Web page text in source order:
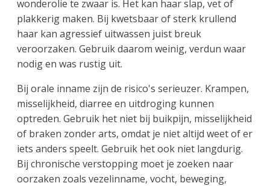
wonderolie te zwaar is. Het kan haar slap, vet of
plakkerig maken. Bij kwetsbaar of sterk krullend
haar kan agressief uitwassen juist breuk
veroorzaken. Gebruik daarom weinig, verdun waar
nodig en was rustig uit.
Bij orale inname zijn de risico's serieuzer. Krampen,
misselijkheid, diarree en uitdroging kunnen
optreden. Gebruik het niet bij buikpijn, misselijkheid
of braken zonder arts, omdat je niet altijd weet of er
iets anders speelt. Gebruik het ook niet langdurig.
Bij chronische verstopping moet je zoeken naar
oorzaken zoals vezelinname, vocht, beweging,